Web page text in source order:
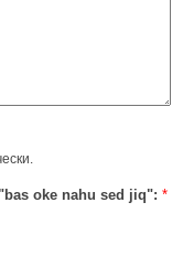
oke nahu sed jiq": *